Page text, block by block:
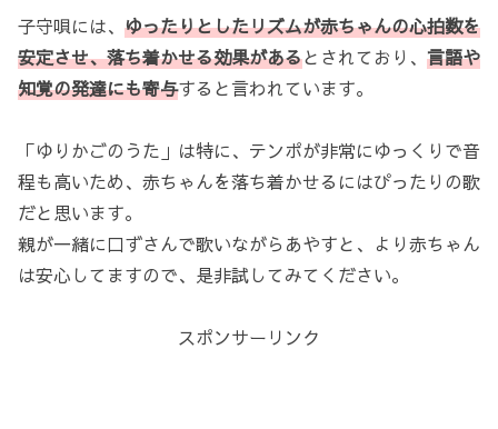
子守唄には、 ゆったりとしたリズムが赤ちゃんの心拍数を
安定させ、落ち着かせる効果があるとされており、 言語や
知覚の発達にも寄与すると言われています。
「ゆりかごのうた」は特に、テンポが非常にゆっくりで音
程も高いため、赤ちゃんを落ち着かせるにはぴったりの歌
だと思います。
親が一緒に口ずさんで歌いながらあやすと、より赤ちゃん
は安心してますので、是非試してみてください。
スポンサーリンク